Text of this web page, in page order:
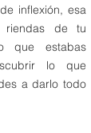
inflexión, esa
riendas de tu
que estabas
lo que
a darlo todo